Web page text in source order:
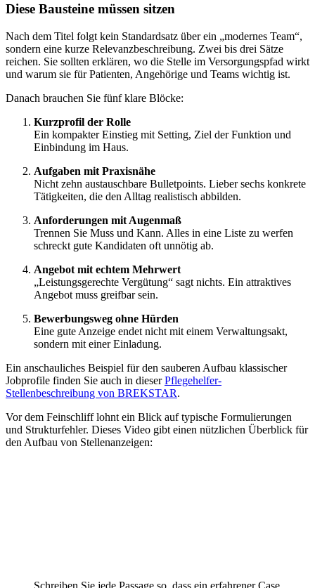
Diese Bausteine müssen sitzen
Nach dem Titel folgt kein Standardsatz über ein „modernes Team“,
sondern eine kurze Relevanzbeschreibung. Zwei bis drei Sätze
reichen. Sie sollten erklären, wo die Stelle im Versorgungspfad wirkt
und warum sie für Patienten, Angehörige und Teams wichtig ist.
Danach brauchen Sie fünf klare Blöcke:
Kurzprofil der Rolle
Ein kompakter Einstieg mit Setting, Ziel der Funktion und
Einbindung im Haus.
Aufgaben mit Praxisnähe
Nicht zehn austauschbare Bulletpoints. Lieber sechs konkrete
Tätigkeiten, die den Alltag realistisch abbilden.
Anforderungen mit Augenmaß
Trennen Sie Muss und Kann. Alles in eine Liste zu werfen
schreckt gute Kandidaten oft unnötig ab.
Angebot mit echtem Mehrwert
„Leistungsgerechte Vergütung“ sagt nichts. Ein attraktives
Angebot muss greifbar sein.
Bewerbungsweg ohne Hürden
Eine gute Anzeige endet nicht mit einem Verwaltungsakt,
sondern mit einer Einladung.
Ein anschauliches Beispiel für den sauberen Aufbau klassischer
Jobprofile finden Sie auch in dieserPflegehelfer-
Stellenbeschreibung von BREKSTAR.
Vor dem Feinschliff lohnt ein Blick auf typische Formulierungen
und Strukturfehler. Dieses Video gibt einen nützlichen Überblick für
den Aufbau von Stellenanzeigen:
Schreiben Sie jede Passage so, dass ein erfahrener Case